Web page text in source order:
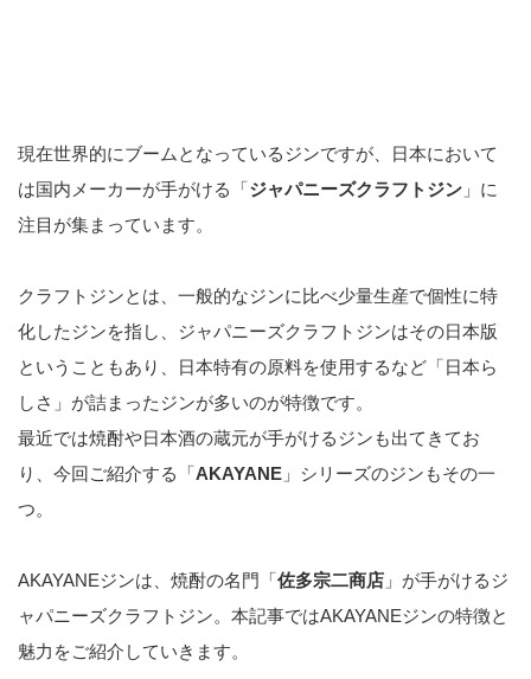
現在世界的にブームとなっているジンですが、日本において
は国内メーカーが手がける「ジャパニーズクラフトジン 」に
注目が集まっています。
クラフトジンとは、一般的なジンに比べ少量生産で個性に特
化したジンを指し、ジャパニーズクラフトジンはその日本版
ということもあり、日本特有の原料を使用するなど「日本ら
しさ」が詰まったジンが多いのが特徴です。
最近では焼酎や日本酒の蔵元が手がけるジンも出てきてお
り、今回ご紹介する「AKAYANE 」シリーズのジンもその一
つ。
AKAYANEジンは、焼酎の名門「佐多宗二商店 」が手がけるジ
ャパニーズクラフトジン。本記事ではAKAYANEジンの特徴と
魅力をご紹介していきます。